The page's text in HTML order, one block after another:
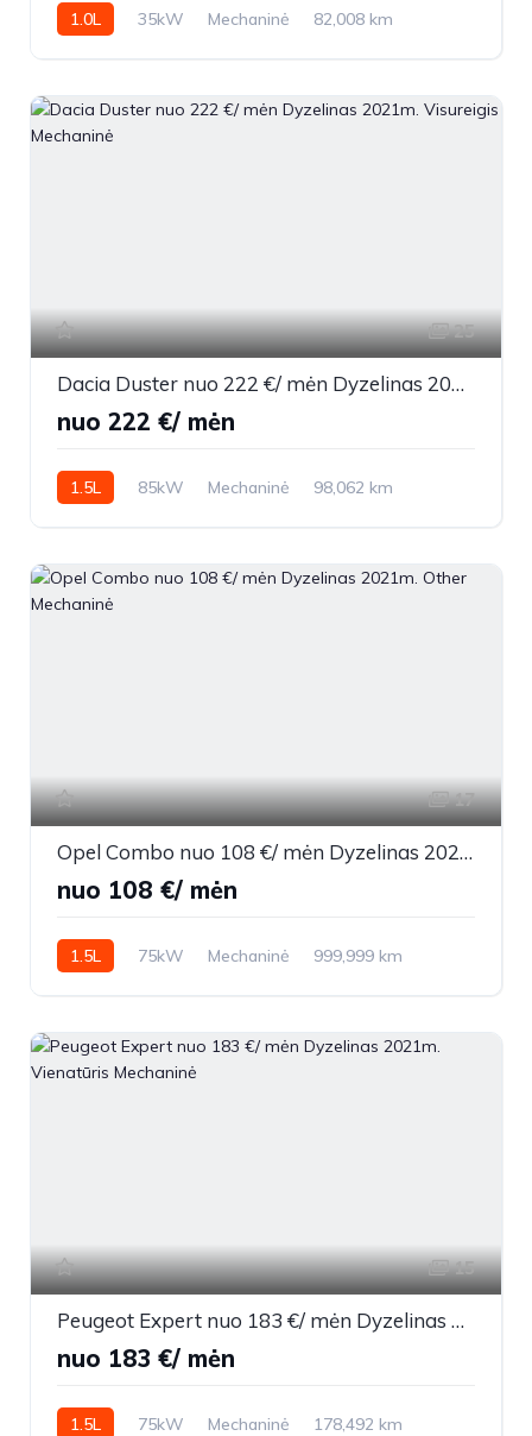
1.0L 35kW Mechaninė
82,008 km
25
Dacia Duster nuo 222 €/ mėn Dyzelinas 2021m. Visureigis Mechaninė
nuo 222 €/ mėn
1.5L 85kW Mechaninė
98,062 km
17
Opel Combo nuo 108 €/ mėn Dyzelinas 2021m. Other Mechaninė
nuo 108 €/ mėn
1.5L 75kW Mechaninė
999,999 km
15
Peugeot Expert nuo 183 €/ mėn Dyzelinas 2021m. Vienatūris Mechaninė
nuo 183 €/ mėn
1.5L 75kW Mechaninė
178,492 km